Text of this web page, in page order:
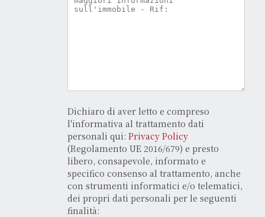
Dichiaro di aver letto e compreso
l'informativa al trattamento dati
personali qui: Privacy Policy
(Regolamento UE 2016/679) e presto
libero, consapevole, informato e
specifico consenso al trattamento, anche
con strumenti informatici e/o telematici,
dei propri dati personali per le seguenti
finalità: